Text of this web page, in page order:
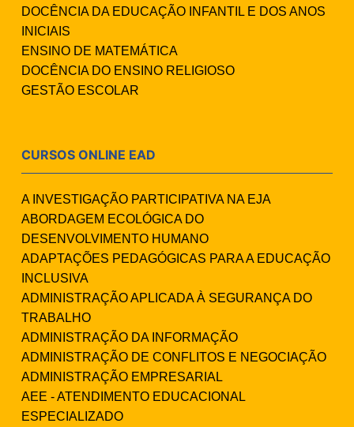
DOCÊNCIA DA EDUCAÇÃO INFANTIL E DOS ANOS
INICIAIS
ENSINO DE MATEMÁTICA
DOCÊNCIA DO ENSINO RELIGIOSO
GESTÃO ESCOLAR
CURSOS ONLINE EAD
A INVESTIGAÇÃO PARTICIPATIVA NA EJA
ABORDAGEM ECOLÓGICA DO
DESENVOLVIMENTO HUMANO
ADAPTAÇÕES PEDAGÓGICAS PARA A EDUCAÇÃO
INCLUSIVA
ADMINISTRAÇÃO APLICADA À SEGURANÇA DO
TRABALHO
ADMINISTRAÇÃO DA INFORMAÇÃO
ADMINISTRAÇÃO DE CONFLITOS E NEGOCIAÇÃO
ADMINISTRAÇÃO EMPRESARIAL
AEE - ATENDIMENTO EDUCACIONAL
ESPECIALIZADO